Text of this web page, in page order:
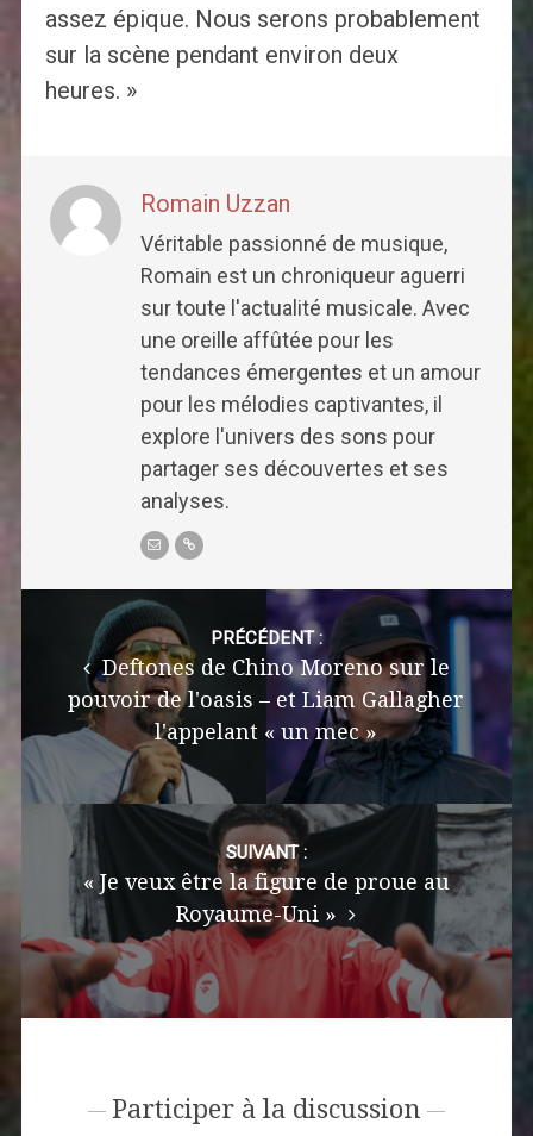
assez épique. Nous serons probablement
sur la scène pendant environ deux
heures. »
Romain Uzzan
Véritable passionné de musique,
Romain est un chroniqueur aguerri
sur toute l'actualité musicale. Avec
une oreille affûtée pour les
tendances émergentes et un amour
pour les mélodies captivantes, il
explore l'univers des sons pour
partager ses découvertes et ses
analyses.
navigation
PRÉCÉDENT :
Deftones de Chino Moreno sur le
pouvoir de l'oasis – et Liam Gallagher
l'appelant « un mec »
SUIVANT :
« Je veux être la figure de proue au
Royaume-Uni »
Participer à la discussion